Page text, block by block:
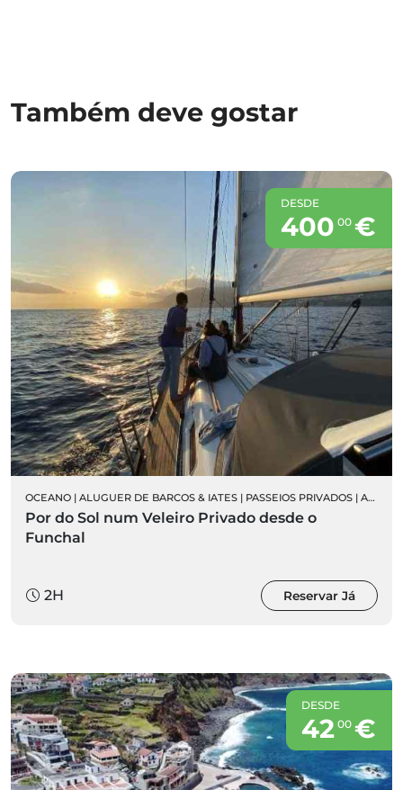
Também deve gostar
DESDE
400 00 €
OCEANO | ALUGUER DE BARCOS & IATES | PASSEIOS PRIVADOS | ALUGUER DE VELEIROS PRIVADOS
Por do Sol num Veleiro Privado desde o
Funchal
2H Reservar Já
DESDE
42 00 €